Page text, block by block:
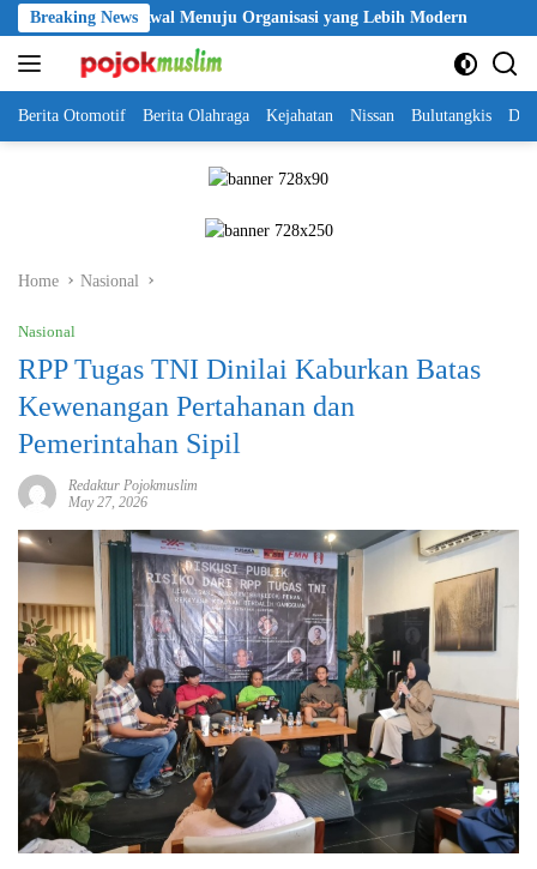
Skip
to
content
Breaking News
Awal Menuju Organisasi yang Lebih Modern
Berita Otomotif Berita Olahraga Kejahatan Nissan Bulutangkis
Home Nasional
Nasional
RPP Tugas TNI Dinilai Kaburkan Batas
Kewenangan Pertahanan dan
Pemerintahan Sipil
Redaktur Pojokmuslim
May 27, 2026